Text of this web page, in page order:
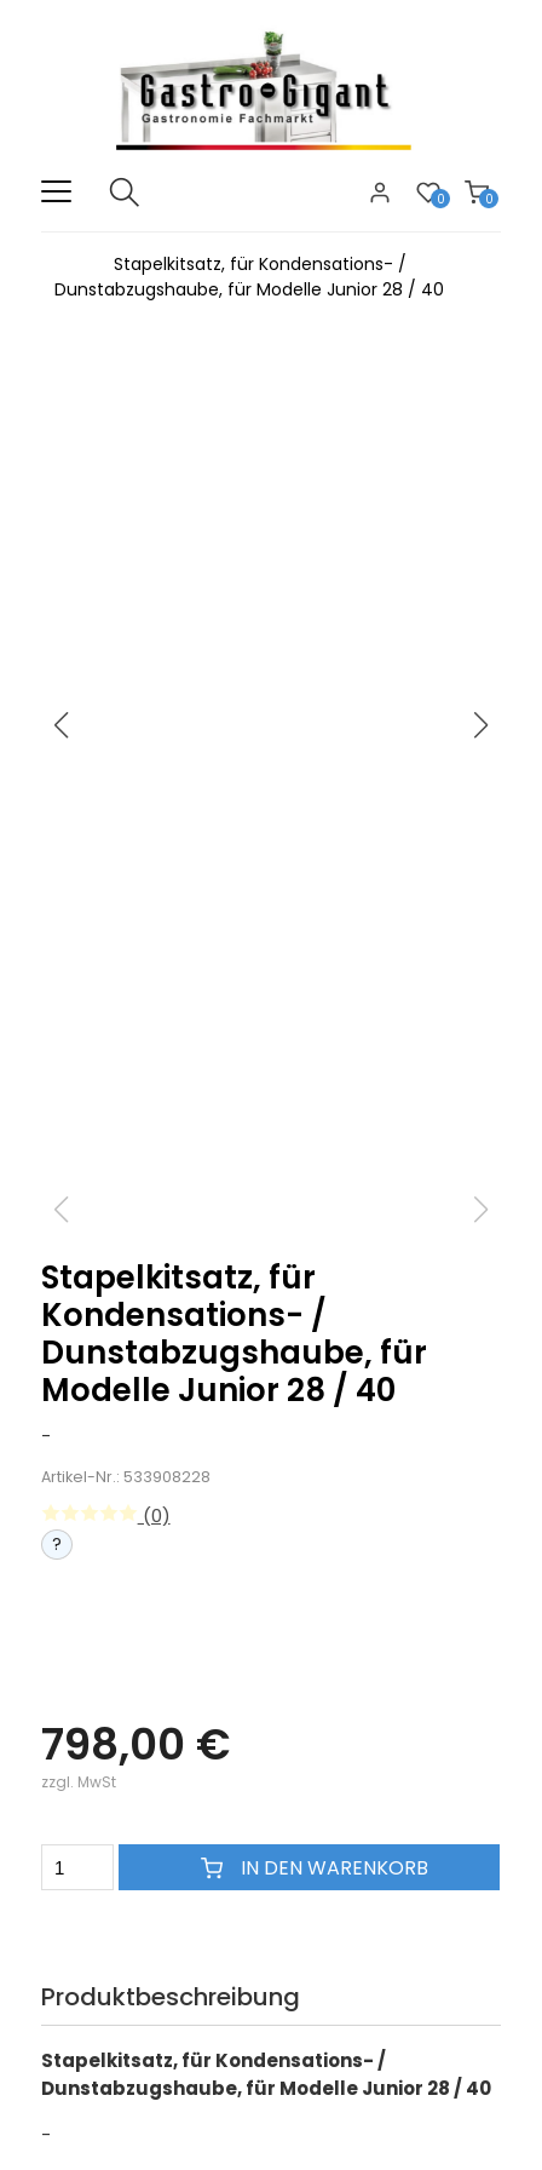
0
0
Stapelkitsatz, für Kondensations- /
Dunstabzugshaube, für Modelle Junior 28 / 40
Stapelkitsatz, für
Kondensations- /
Dunstabzugshaube, für
Modelle Junior 28 / 40
-
Artikel-Nr.: 533908228
(0)
?
798,00 €
zzgl. MwSt
IN DEN WARENKORB
Produktbeschreibung
Stapelkitsatz, für Kondensations- /
Dunstabzugshaube, für Modelle Junior 28 / 40
-